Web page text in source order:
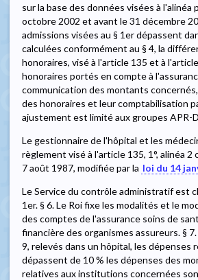
sur la base des données visées à
octobre 2002 et avant le 31 décembre
admissions visées au § 1er dépassent
calculées conformément au § 4, la
honoraires, visé à l'article 135 et à
honoraires portés en compte à
communication des montants
des honoraires et leur comptabilisation
ajustement est limité aux groupes APR-
Le gestionnaire de l'hôpital et les
règlement visé à l'article 135, 1°, alinéa
7 août 1987, modifiée par la loi du 14
Le Service du contrôle administratif est
1er. § 6. Le Roi fixe les modalités et le
des comptes de l'assurance soins de
financière des organismes assureurs. §
9, relevés dans un hôpital, les dépenses
dépassent de 10 % les dépenses des
relatives aux institutions concernées